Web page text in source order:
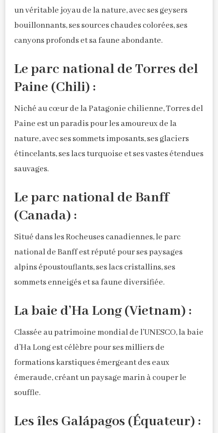
un véritable joyau de la nature, avec ses geysers
bouillonnants, ses sources chaudes colorées, ses
canyons profonds et sa faune abondante.
Le parc national de Torres del
Paine (Chili) :
Niché au cœur de la Patagonie chilienne, Torres del
Paine est un paradis pour les amoureux de la
nature, avec ses sommets imposants, ses glaciers
étincelants, ses lacs turquoise et ses vastes étendues
sauvages.
Le parc national de Banff
(Canada) :
Situé dans les Rocheuses canadiennes, le parc
national de Banff est réputé pour ses paysages
alpins époustouflants, ses lacs cristallins, ses
sommets enneigés et sa faune diversifiée.
La baie d’Ha Long (Vietnam) :
Classée au patrimoine mondial de l’UNESCO, la baie
d’Ha Long est célèbre pour ses milliers de
formations karstiques émergeant des eaux
émeraude, créant un paysage marin à couper le
souffle.
Les îles Galápagos (Équateur) :